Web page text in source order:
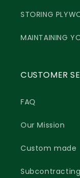
STORING
MAINTAINING
CUSTOMER
FAQ
Our Mission
Custom made
Subcontracting